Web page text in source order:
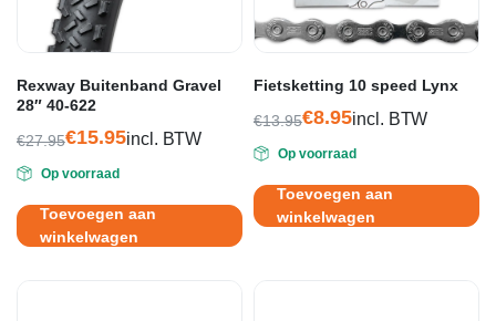
Rexway Buitenband Gravel
28″ 40-622
€27.95
prijs
was:
€27.95.
€15.95
prijs
is:
€15.95.
incl. BTW
Op voorraad
Toevoegen aan
winkelwagen
Fietsketting 10 speed Lynx
€13.95
prijs
was:
€13.95.
€8.95
prijs
is:
€8.95.
incl. BTW
Op voorraad
Toevoegen aan
winkelwagen